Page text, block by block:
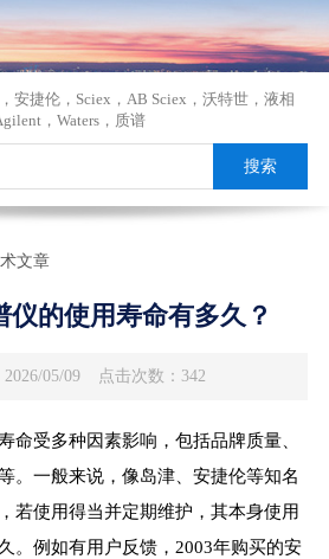
， 安捷伦， Sciex ， AB Sciex ， 沃特世， 液相
， Waters， 质谱
文章
仪的使用寿命有多久？
05/09 点击次数：342
命受多种因素影响，包括品牌质量、
。一般来说，像岛津、安捷伦等知名
若使用得当并定期维护，其本身使用
。例如有用户反馈，2003年购买的安